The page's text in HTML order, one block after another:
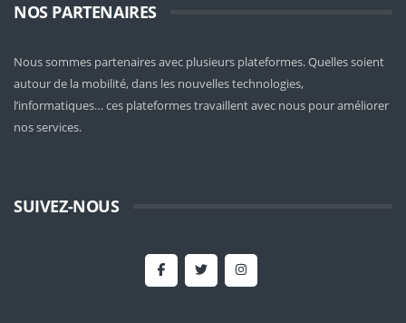
NOS PARTENAIRES
Nous sommes partenaires avec plusieurs plateformes. Quelles soient
autour de la mobilité, dans les nouvelles technologies,
l’informatiques… ces plateformes travaillent avec nous pour améliorer
nos services.
SUIVEZ-NOUS